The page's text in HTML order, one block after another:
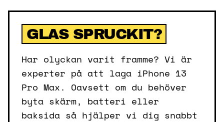
GLAS SPRUCKIT?
Har olyckan varit framme? Vi är
experter på att laga iPhone 13
Pro Max. Oavsett om du behöver
byta skärm, batteri eller
baksida så hjälper vi dig snabbt